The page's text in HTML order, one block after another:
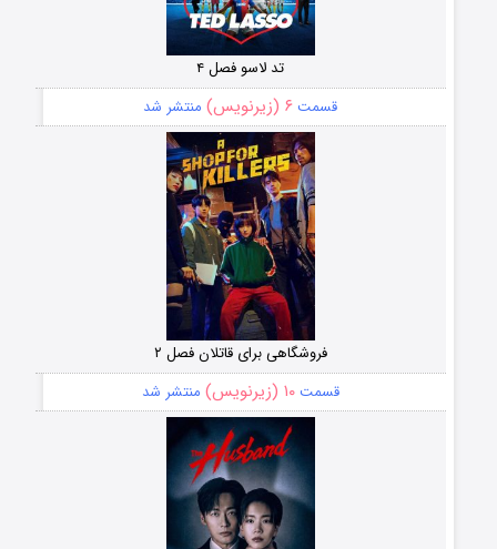
تد لاسو فصل ۴
قسمت ۶ (زیرنویس) منتشر شد
فروشگاهی برای قاتلان فصل ۲
قسمت۱۰ (زیرنویس) منتشر شد